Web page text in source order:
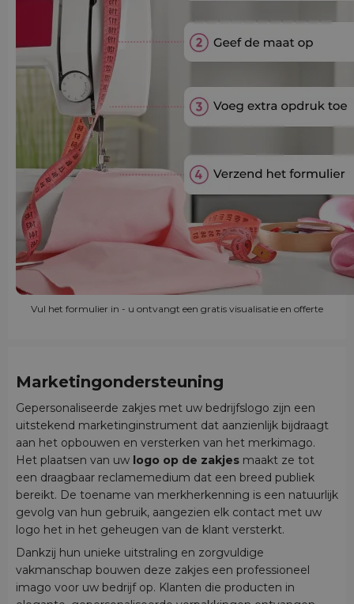
Vul het formulier in - u ontvangt een gratis visualisatie en offerte
Marketingondersteuning
Gepersonaliseerde zakjes met uw bedrijfslogo zijn een
uitstekend marketinginstrument dat aanzienlijk bijdraagt
aan het opbouwen en versterken van het merkimago.
Het plaatsen van uw logo op de zakjes maakt ze tot
een draagbaar reclamemedium dat een breed publiek
bereikt. De toename van merkherkenning is een natuurlijk
gevolg van hun gebruik, aangezien elk contact met uw
logo het in het geheugen van de klant versterkt.
Dankzij hun unieke uitstraling en zorgvuldige
vakmanschap bouwen deze zakjes een professioneel
imago voor uw bedrijf op. Klanten die producten in